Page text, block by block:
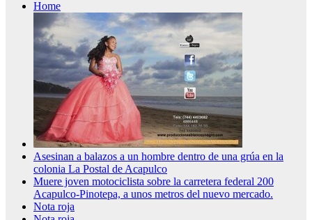
Home
Asesinan a balazos a un hombre dentro de una grúa en la
colonia La Postal de Acapulco
Muere joven motociclista sobre la carretera federal 200
Acapulco-Pinotepa, a unos metros del nuevo mercado.
Nota roja